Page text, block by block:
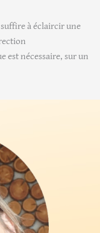
à éclaircir une
est nécessaire, sur un